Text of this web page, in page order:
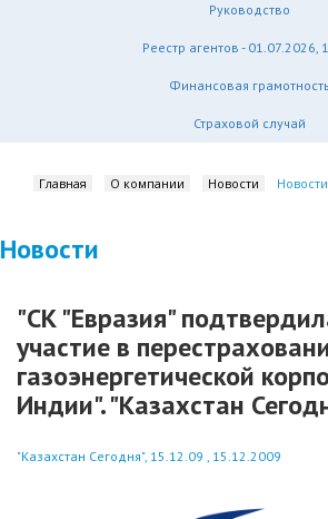
Руководство
Реестр агентов - 01.07.2026,
Финансовая грамотность
Страховой случай
Главная О компании Новости Новости
Новости
"СК "Евразия"
участие в
газоэнергетической
Индии". "Казахстан
"Казахстан Сегодня", 15.12.09 , 15.12.2009